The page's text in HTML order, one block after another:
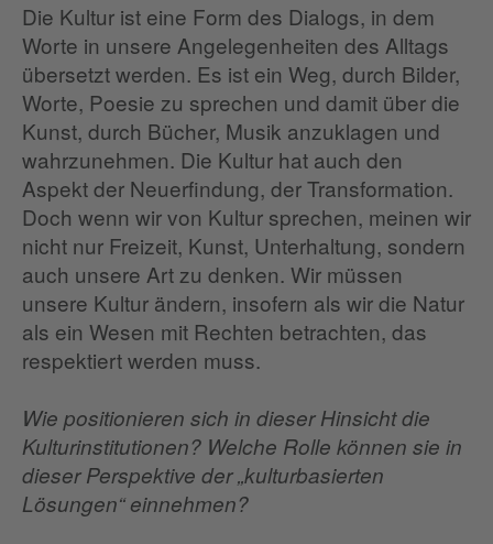
Die Kultur ist eine Form des Dialogs, in dem
Worte in unsere Angelegenheiten des Alltags
übersetzt werden. Es ist ein Weg, durch Bilder,
Worte, Poesie zu sprechen und damit über die
Kunst, durch Bücher, Musik anzuklagen und
wahrzunehmen. Die Kultur hat auch den
Aspekt der Neuerfindung, der Transformation.
Doch wenn wir von Kultur sprechen, meinen wir
nicht nur Freizeit, Kunst, Unterhaltung, sondern
auch unsere Art zu denken. Wir müssen
unsere Kultur ändern, insofern als wir die Natur
als ein Wesen mit Rechten betrachten, das
respektiert werden muss.
Wie positionieren sich in dieser Hinsicht die
Kulturinstitutionen? Welche Rolle können sie in
dieser Perspektive der „kulturbasierten
Lösungen“ einnehmen?